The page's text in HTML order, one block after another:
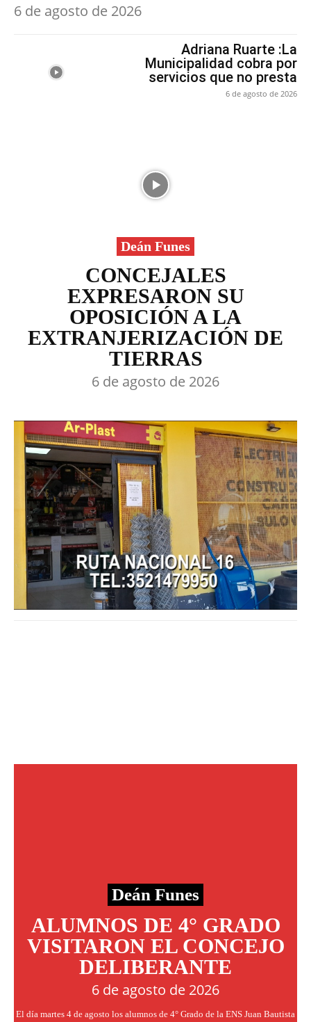
6 de agosto de 2026
Adriana Ruarte :La
Municipalidad cobra por
servicios que no presta
6 de agosto de 2026
Deán Funes
CONCEJALES
EXPRESARON SU
OPOSICIÓN A LA
EXTRANJERIZACIÓN DE
TIERRAS
6 de agosto de 2026
Deán Funes
ALUMNOS DE 4° GRADO
VISITARON EL CONCEJO
DELIBERANTE
6 de agosto de 2026
El día martes 4 de agosto los alumnos de 4° Grado de la ENS Juan Bautista